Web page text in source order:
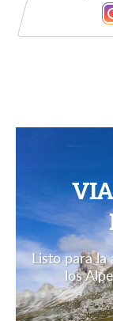
Listo para la
los